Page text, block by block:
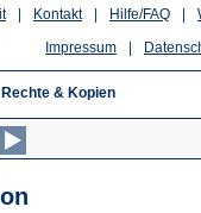
Hilfe/FAQ
Kontakt
Impressum
Rechte & Kopien